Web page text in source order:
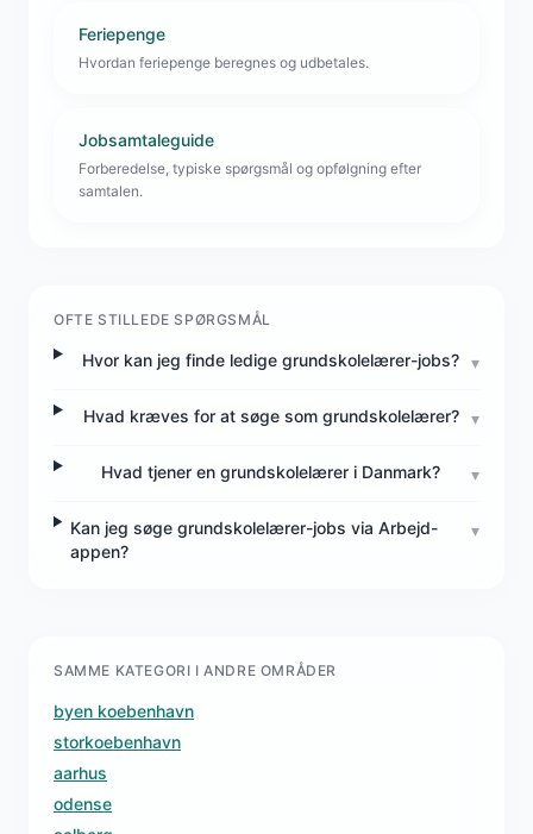
Feriepenge
Hvordan feriepenge beregnes og udbetales.
Jobsamtaleguide
Forberedelse, typiske spørgsmål og opfølgning efter
samtalen.
OFTE STILLEDE SPØRGSMÅL
Hvor kan jeg finde ledige grundskolelærer-jobs? ▾
Hvad kræves for at søge som grundskolelærer? ▾
Hvad tjener en grundskolelærer i Danmark? ▾
Kan jeg søge grundskolelærer-jobs via Arbejd-
appen?
▾
SAMME KATEGORI I ANDRE OMRÅDER
byen koebenhavn
storkoebenhavn
aarhus
odense